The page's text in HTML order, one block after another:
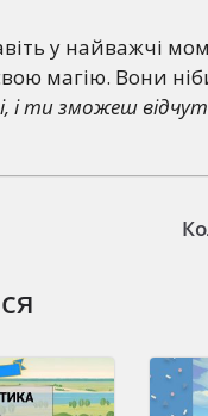
у найважчі
магію. Вони
і ти зможеш